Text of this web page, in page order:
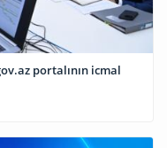
portalının icmal